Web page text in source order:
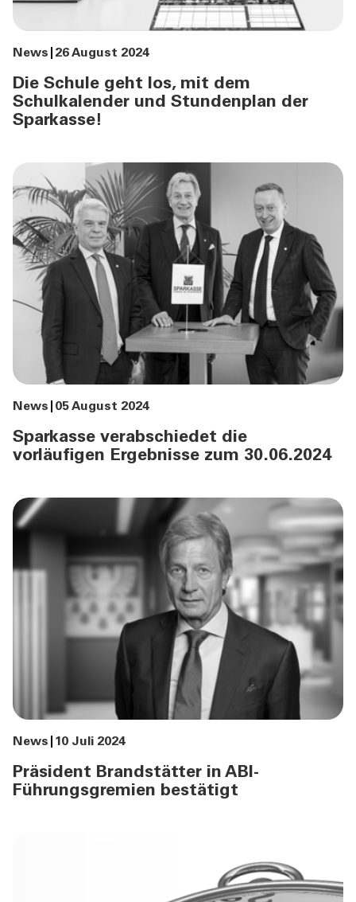
News 26 August 2024
Die Schule geht los, mit dem
Schulkalender und Stundenplan der
Sparkasse!
News 05 August 2024
Sparkasse verabschiedet die
vorläufigen Ergebnisse zum 30.06.2024
News 10 Juli 2024
Präsident Brandstätter in ABI-
Führungsgremien bestätigt